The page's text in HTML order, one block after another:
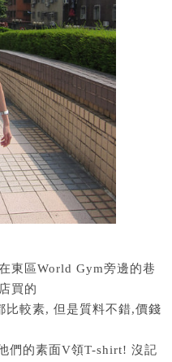
東區World Gym旁邊的巷
買的
比較素, 但是質料不錯,價錢
們的素面V領T-shirt! 沒記